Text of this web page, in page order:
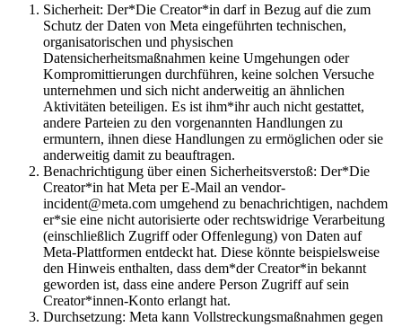
Sicherheit: Der*Die Creator*in darf in Bezug auf die zum
Schutz der Daten von Meta eingeführten technischen,
organisatorischen und physischen
Datensicherheitsmaßnahmen keine Umgehungen oder
Kompromittierungen durchführen, keine solchen Versuche
unternehmen und sich nicht anderweitig an ähnlichen
Aktivitäten beteiligen. Es ist ihm*ihr auch nicht gestattet,
andere Parteien zu den vorgenannten Handlungen zu
ermuntern, ihnen diese Handlungen zu ermöglichen oder sie
anderweitig damit zu beauftragen.
Benachrichtigung über einen Sicherheitsverstoß: Der*Die
Creator*in hat Meta per E-Mail an vendor-
incident@meta.com umgehend zu benachrichtigen, nachdem
er*sie eine nicht autorisierte oder rechtswidrige Verarbeitung
(einschließlich Zugriff oder Offenlegung) von Daten auf
Meta-Plattformen entdeckt hat. Diese könnte beispielsweise
den Hinweis enthalten, dass dem*der Creator*in bekannt
geworden ist, dass eine andere Person Zugriff auf sein
Creator*innen-Konto erlangt hat.
Durchsetzung: Meta kann Vollstreckungsmaßnahmen gegen